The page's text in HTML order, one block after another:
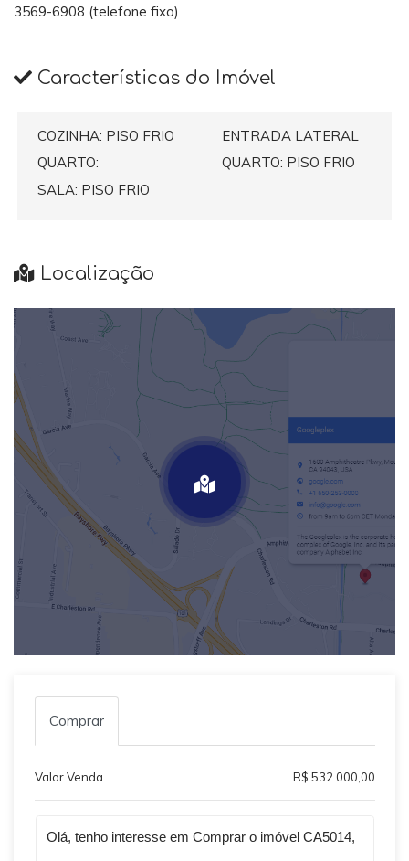
3569-6908 (telefone fixo)
Características do Imóvel
COZINHA: PISO FRIO
ENTRADA LATERAL
QUARTO:
QUARTO: PISO FRIO
SALA: PISO FRIO
Localização
Comprar
Valor Venda R$ 532.000,00